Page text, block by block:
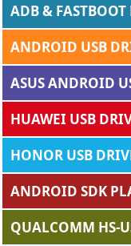
ADB &
ANDROID USB
ASUS ANDROID
HUAWEI USB
HONOR USB
ANDROID SDK
QUALCOMM HS-